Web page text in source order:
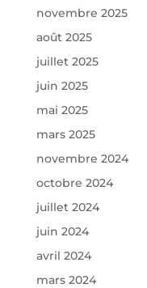
novembre 2025
août 2025
juillet 2025
juin 2025
mai 2025
mars 2025
novembre 2024
octobre 2024
juillet 2024
juin 2024
avril 2024
mars 2024